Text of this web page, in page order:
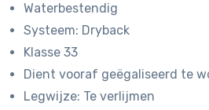
Waterbestendig
Systeem: Dryback
Klasse 33
Dient vooraf geëgaliseerd te
Legwijze: Te verlijmen